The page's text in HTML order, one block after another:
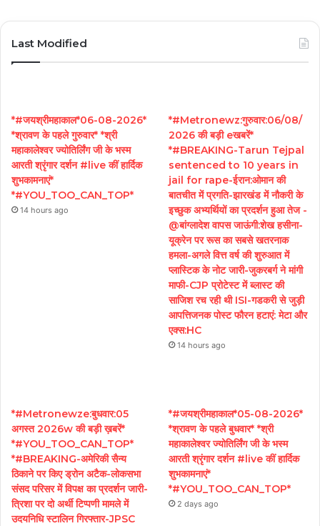
Last Modified
*#जयश्रीमहाकाल*06-08-2026*
*श्रावण के पहले गुरुवार* *श्री
महाकालेश्वर ज्योतिर्लिंग जी के भस्म
आरती श्रृंगार दर्शन #live कीं हार्दिक
शुभकामनाएं*
*#YOU_TOO_CAN_TOP*
14 hours ago
*#Metronewz:गुरुवार:06/08/
2026 की बड़ी eखबरें*
*#BREAKING-Tarun Tejpal
sentenced to 10 years in
jail for rape-ईरान:ओमान की
बातचीत में प्रगति-झारखंड में नौकरी के
इच्छुक अभ्यर्थियों का प्रदर्शन हुआ तेज -
@बांग्लादेश वापस जाऊंगी:शेख हसीना-
यूक्रेन पर रूस का सबसे खतरनाक
हमला-अगले वित्त वर्ष की शुरुआत में
प्लास्टिक के नोट जारी-जुकरबर्ग ने मांगी
माफी-CJP प्रोटेस्ट में ब्लास्ट की
साजिश रच रही थी ISI-गडकरी से जुड़ी
आपत्तिजनक पोस्ट फौरन हटाएं: मेटा और
एक्स:HC
14 hours ago
*#Metronewze:बुधवार:05
अगस्त 2026w की बड़ी ख़बरें*
*#YOU_TOO_CAN_TOP*
*#BREAKING-अमेरिकी सैन्य
ठिकाने पर किए ड्रोन अटैक-लोकसभा
संसद परिसर में विपक्ष का प्रदर्शन जारी-
त्रिशा पर दो अर्थी टिप्पणी मामले में
उदयनिधि स्टालिन गिरफ्तार-JPSC
*#जयश्रीमहाकाल*05-08-2026*
*श्रावण के पहले बुधवार* *श्री
महाकालेश्वर ज्योतिर्लिंग जी के भस्म
आरती श्रृंगार दर्शन #live कीं हार्दिक
शुभकामनाएं*
*#YOU_TOO_CAN_TOP*
2 days ago